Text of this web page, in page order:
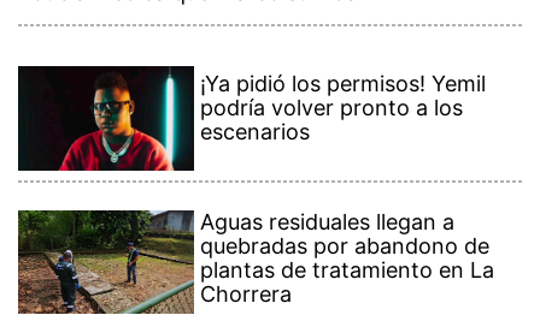
¡Ya pidió los permisos! Yemil
podría volver pronto a los
escenarios
Aguas residuales llegan a
quebradas por abandono de
plantas de tratamiento en La
Chorrera